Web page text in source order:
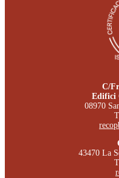
C/
Edifici
08970
43470 La